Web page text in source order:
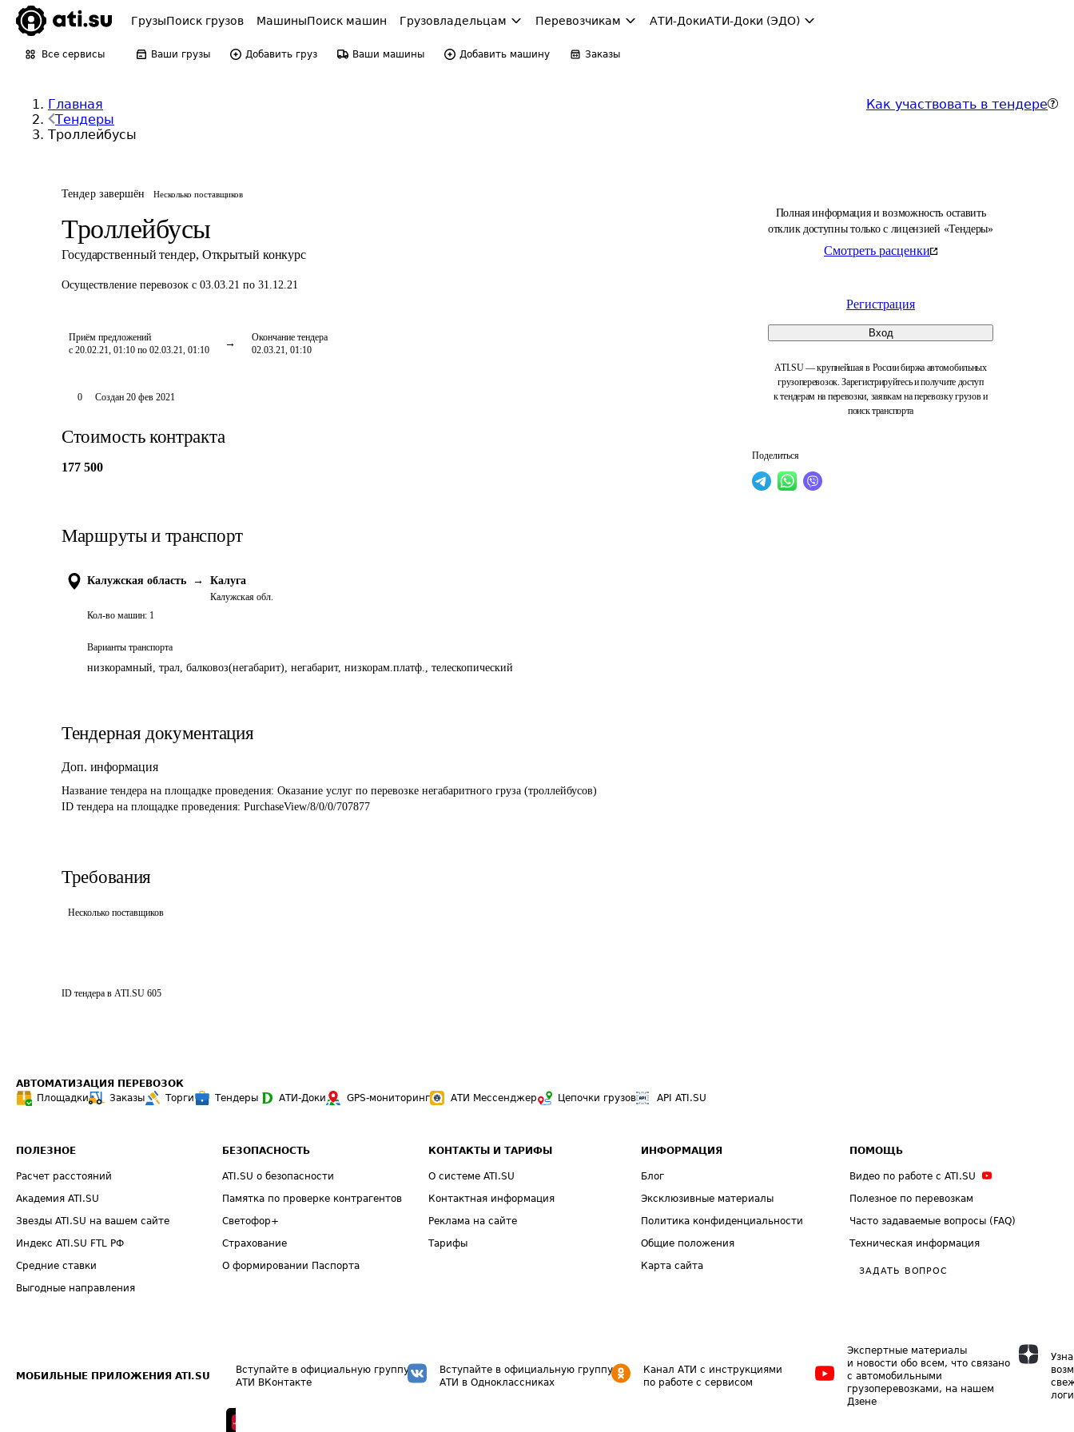
ГрузыПоиск грузов МашиныПоиск машин Грузовладельцам Перевозчикам АТИ-ДокиАТИ-Доки (ЭДО)
Все сервисы Ваши грузы Добавить груз Ваши машины Добавить машину Заказы
Главная
Тендеры
Троллейбусы
Как участвовать в тендере
Тендер завершён Несколько поставщиков
Троллейбусы
Государственный тендер, Открытый конкурс
Осуществление перевозок с 03.03.21 по 31.12.21
Приём предложений
с 20.02.21, 01:10 по 02.03.21, 01:10
Окончание тендера
02.03.21, 01:10
Полная информация и возможность оставить
отклик доступны только с лицензией «Тендеры»
Смотреть расценки
Регистрация
Вход
ATI.SU — крупнейшая в России биржа автомобильных
грузоперевозок. Зарегистрируйтесь и получите доступ
к тендерам на перевозки, заявкам на перевозку грузов и
поиск транспорта
Поделиться
0 Создан 20 фев 2021
Стоимость контракта
177 500
Маршруты и транспорт
Калужская область → Калуга
Калужская обл.
Кол-во машин: 1
Варианты транспорта
низкорамный, трал, балковоз(негабарит), негабарит, низкорам.платф., телескопический
Тендерная документация
Доп. информация
Название тендера на площадке проведения: Оказание услуг по перевозке негабаритного груза (троллейбусов)
ID тендера на площадке проведения: PurchaseView/8/0/0/707877
Требования
Несколько поставщиков
ID тендера в ATI.SU 605
АВТОМАТИЗАЦИЯ ПЕРЕВОЗОК
Площадки
Заказы Торги Тендеры АТИ-Доки GPS-мониторинг АТИ Мессенджер Цепочки грузов API ATI.SU
ПОЛЕЗНОЕ
Расчет расстояний
Академия ATI.SU
Звезды ATI.SU на вашем сайте
Индекс ATI.SU FTL РФ
Средние ставки
Выгодные направления
БЕЗОПАСНОСТЬ
ATI.SU о безопасности
Памятка по проверке контрагентов
Светофор+
Страхование
О формировании Паспорта
КОНТАКТЫ И ТАРИФЫ
О системе ATI.SU
Контактная информация
Реклама на сайте
Тарифы
ИНФОРМАЦИЯ
Блог
Эксклюзивные материалы
Политика конфиденциальности
Общие положения
Карта сайта
ПОМОЩЬ
Видео по работе с ATI.SU
Полезное по перевозкам
Часто задаваемые вопросы (FAQ)
Техническая информация
ЗАДАТЬ ВОПРОС
МОБИЛЬНЫЕ ПРИЛОЖЕНИЯ ATI.SU
Вступайте в официальную группу
АТИ ВКонтакте
Вступайте в официальную группу
АТИ в Одноклассниках
Канал АТИ с инструкциями
по работе с сервисом
Экспертные материалы
и новости обо всем, что связано
с автомобильными
грузоперевозками, на нашем
Дзене